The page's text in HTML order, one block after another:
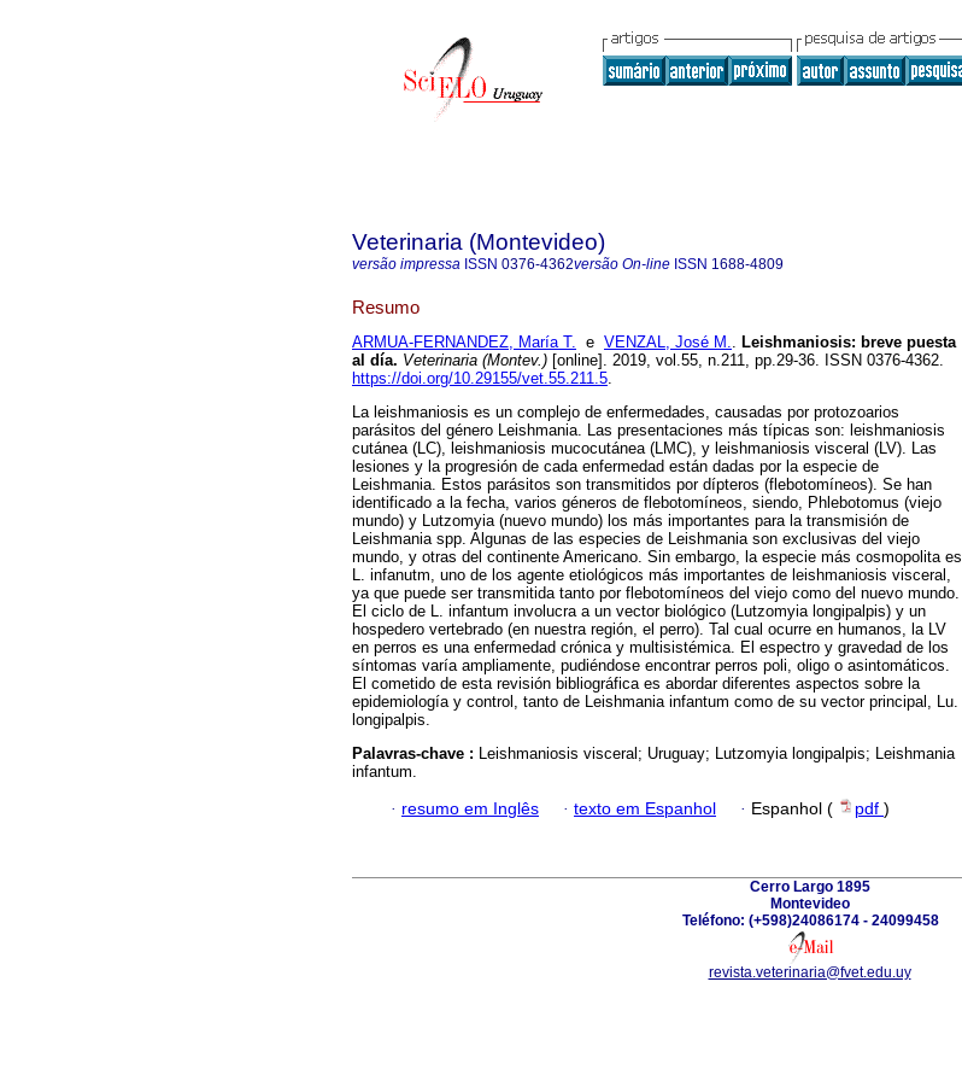
Veterinaria (Montevideo)
versão impressa ISSN 0376-4362versão On-line ISSN 1688-4809
Resumo
ARMUA-FERNANDEZ, María T. e VENZAL, José M.. Leishmaniosis: breve puesta
al día. Veterinaria (Montev.) [online]. 2019, vol.55, n.211, pp.29-36. ISSN 0376-4362.
https://doi.org/10.29155/vet.55.211.5.
La leishmaniosis es un complejo de enfermedades, causadas por protozoarios
parásitos del género Leishmania. Las presentaciones más típicas son: leishmaniosis
cutánea (LC), leishmaniosis mucocutánea (LMC), y leishmaniosis visceral (LV). Las
lesiones y la progresión de cada enfermedad están dadas por la especie de
Leishmania. Estos parásitos son transmitidos por dípteros (flebotomíneos). Se han
identificado a la fecha, varios géneros de flebotomíneos, siendo, Phlebotomus (viejo
mundo) y Lutzomyia (nuevo mundo) los más importantes para la transmisión de
Leishmania spp. Algunas de las especies de Leishmania son exclusivas del viejo
mundo, y otras del continente Americano. Sin embargo, la especie más cosmopolita es
L. infanutm, uno de los agente etiológicos más importantes de leishmaniosis visceral,
ya que puede ser transmitida tanto por flebotomíneos del viejo como del nuevo mundo.
El ciclo de L. infantum involucra a un vector biológico (Lutzomyia longipalpis) y un
hospedero vertebrado (en nuestra región, el perro). Tal cual ocurre en humanos, la LV
en perros es una enfermedad crónica y multisistémica. El espectro y gravedad de los
síntomas varía ampliamente, pudiéndose encontrar perros poli, oligo o asintomáticos.
El cometido de esta revisión bibliográfica es abordar diferentes aspectos sobre la
epidemiología y control, tanto de Leishmania infantum como de su vector principal, Lu.
longipalpis.
Palavras-chave : Leishmaniosis visceral; Uruguay; Lutzomyia longipalpis; Leishmania
infantum.
· resumo em Inglês · texto em Espanhol · Espanhol ( pdf )
Cerro Largo 1895
Montevideo
Teléfono: (+598)24086174 - 24099458
revista.veterinaria@fvet.edu.uy